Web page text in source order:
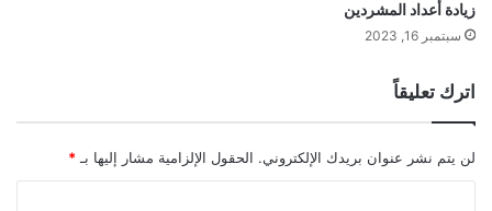
زيادة أعداد المشردين
سبتمبر 16, 2023
اترك تعليقاً
لن يتم نشر عنوان بريدك الإلكتروني. الحقول الإلزامية مشار إليها بـ *